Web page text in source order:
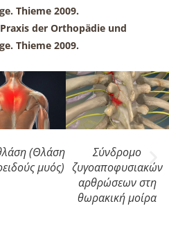
Thieme 2009.
der Orthopädie und
Thieme 2009.
(Θλάση
μυός)
Σύνδρομο
ζυγοαποφυσιακών
αρθρώσεων στη
θωρακική μοίρα